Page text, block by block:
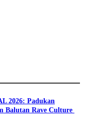
2026: Padukan
Balutan Rave Culture